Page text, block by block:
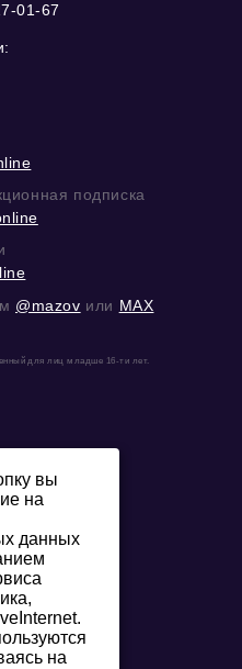
01-67
подписка
@mazov или MAX
для лиц младше 16-ти лет.
вы
на
данных
на